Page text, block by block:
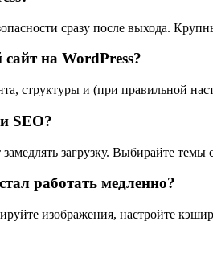
сразу после выхода.
на WordPress?
структуры и (при правильной
SEO?
загрузку. Выбирайте темы
работать медленно?
изображения, настройте